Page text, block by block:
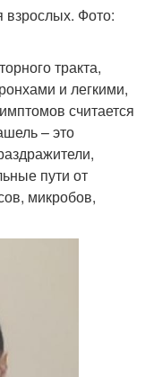
взрослых. Фото:
тракта,
и легкими,
считается
– это
пути от
микробов,